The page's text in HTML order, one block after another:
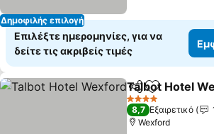
Δημοφιλής επιλογή
Επιλέξτε ημερομηνίες, για να
δείτε τις ακριβείς τιμές
Κοινοποίηση
Προσθήκη
Talbot Hotel
4 Αστέρια
8,7 Εξαιρετικό
Wexford